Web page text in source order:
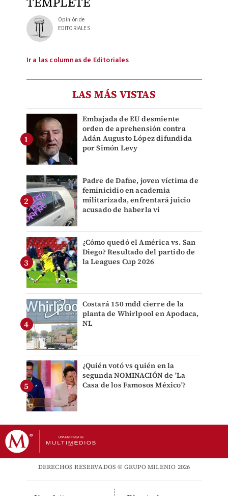
Opinión de
EDITORIALES
Ir a las columnas de Editoriales
LAS MÁS VISTAS
Embajada de EU desmiente
orden de aprehensión contra
Adán Augusto López difundida
por Simón Levy
Padre de Dafne, joven víctima de
feminicidio en academia
militarizada, enfrentará juicio
acusado de haberla vi
¿Cómo quedó el América vs. San
Diego? Resultado del partido de
la Leagues Cup 2026
Costará 150 mdd cierre de la
planta de Whirlpool en Apodaca,
NL
¿Quién votó vs quién en la
segunda NOMINACIÓN de 'La
Casa de los Famosos México'?
DERECHOS RESERVADOS © GRUPO MILENIO 2026